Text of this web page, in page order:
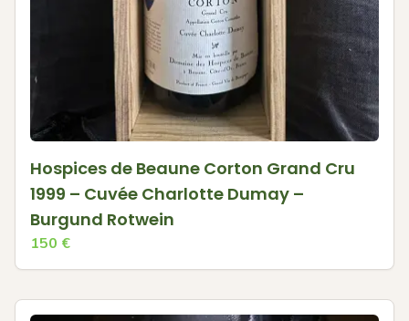
Hospices de Beaune Corton Grand Cru
1999 – Cuvée Charlotte Dumay –
Burgund Rotwein
150 €